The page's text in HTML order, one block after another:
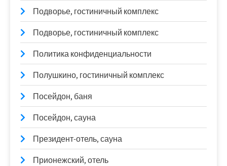
Подворье, гостиничный комплекс
Подворье, гостиничный комплекс
Политика конфиденциальности
Полушкино, гостиничный комплекс
Посейдон, баня
Посейдон, сауна
Президент-отель, сауна
Прионежский, отель